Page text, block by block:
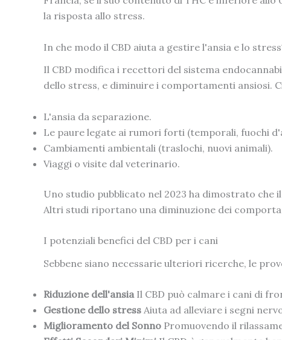
la risposta allo stress.
In che modo il CBD aiuta a gestire l'ansia e lo
Il CBD modifica i recettori del sistema
dello stress, e diminuire i comportamenti ansiosi.
L'ansia da separazione.
Le paure legate ai rumori forti (temporali, fuochi
Cambiamenti ambientali (traslochi, nuovi animali).
Viaggi o visite dal veterinario.
Uno studio pubblicato nel 2023 ha dimostrato che
Altri studi riportano una diminuzione dei
I potenziali benefici del CBD per i cani
Sebbene siano necessarie ulteriori ricerche, le
Riduzione dell'ansiaIl CBD può calmare i cani di
Gestione dello stress Aiuta ad alleviare i segni
Miglioramento del Sonno Promuovendo il